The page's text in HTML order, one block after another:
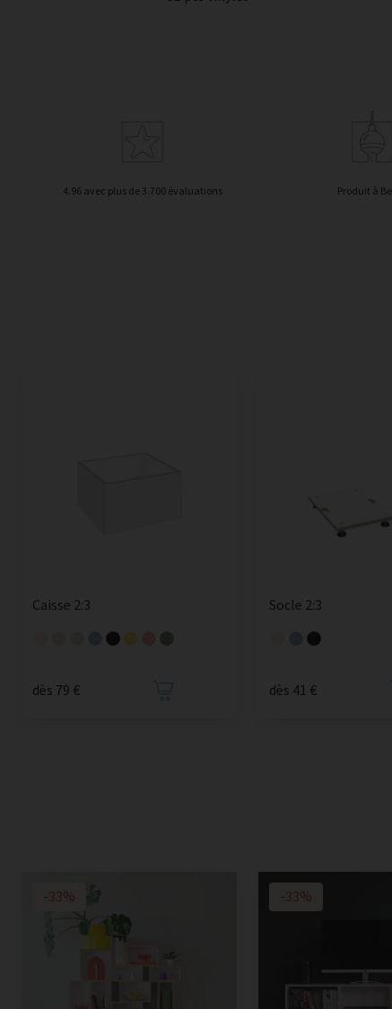
4.96 avec plus de 3.700 évaluations Produit à
Caisse 2:3
dès 79 €
Socle 2:3
dès 41 €
-33% -33%